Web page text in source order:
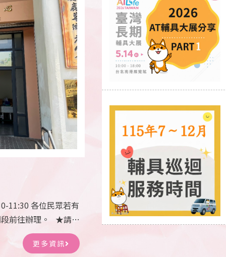
11:30 各位民眾若有
前往辦理。 ★請注
218號) 預約電話: (山
更多資訊